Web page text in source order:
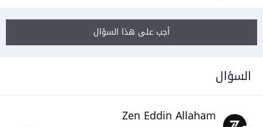
أجب على هذا السؤال
السؤال
Zen Eddin Allaham